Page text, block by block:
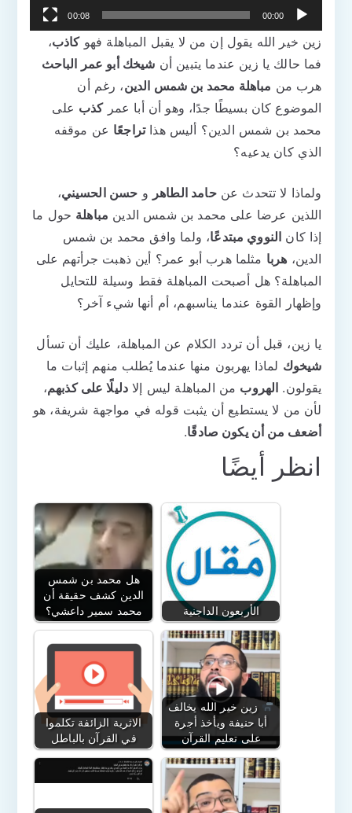
00:00
00:08
زين خير الله يقول إن من لا يقبل المباهلة فهوكاذب،
فما حالك يا زين عندما يتبين أن شيخك أبو عمر الباحث
هرب من مباهلة محمد بن شمس الدين، رغم أن
الموضوع كان بسيطًا جدًا، وهو أن أبا عمركذب على
محمد بن شمس الدين؟ أليس هذاتراجعًا عن موقفه
الذي كان يدعيه؟
ولماذا لا تتحدث عنحامد الطاهر و حسن الحسيني،
اللذين عرضا على محمد بن شمس الدين مباهلة حول ما
إذا كان النووي مبتدعًا، ولما وافق محمد بن شمس
الدين، هربا مثلما هرب أبو عمر؟ أين ذهبت جرأتهم على
المباهلة؟ هل أصبحت المباهلة فقط وسيلة للتحايل
وإظهار القوة عندما يناسبهم، أم أنها شيء آخر؟
يا زين، قبل أن تردد الكلام عن المباهلة، عليك أن تسأل
شيخوك لماذا يهربون منها عندما يُطلب منهم إثبات ما
يقولون. الهروب من المباهلة ليس إلا دليلًا على كذبهم،
لأن من لا يستطيع أن يثبت قوله في مواجهة شريفة، هو
أضعف من أن يكون صادقًا.
انظر أيضًا
هل محمد بن شمس
الدين كشف حقيقة أن
محمد سمير داعشي؟
الأربعون الداجنية
الاثرية الزائفة تكلموا
في القرآن بالباطل
زين خير الله يخالف
أبا حنيفة ويأخذ أجرة
على تعليم القرآن